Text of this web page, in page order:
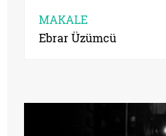
MAKALE
Ebrar Üzümcü